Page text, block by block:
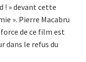
! » devant cette
». Pierre Macabru
de ce film est
dans le refus du